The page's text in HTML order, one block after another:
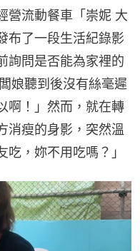
營流動餐車「崇妮 大
布了一段生活紀錄影
詢問是否能為家裡的
娘聽到後沒有絲毫遲
啊！」然而，就在轉
消瘦的身影，突然溫
，妳不用吃嗎？」